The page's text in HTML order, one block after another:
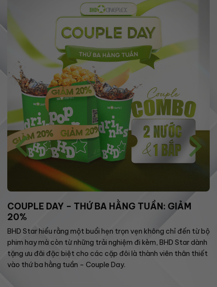
COUPLE DAY – THỨ BA HẰNG TUẦN: GIẢM
20%
BHD Star hiểu rằng một buổi hẹn trọn vẹn không chỉ đến từ bộ
phim hay mà còn từ những trải nghiệm đi kèm, BHD Star dành
tặng ưu đãi đặc biệt cho các cặp đôi là thành viên thân thiết
vào thứ ba hằng tuần – Couple Day.